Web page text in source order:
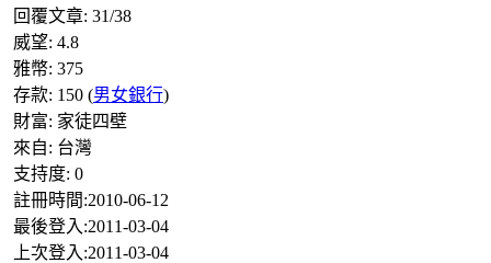
回覆文章: 31/38
威望: 4.8
雅幣: 375
存款: 150 (男女銀行)
財富: 家徒四壁
來自: 台灣
支持度: 0
註冊時間:2010-06-12
最後登入:2011-03-04
上次登入:2011-03-04